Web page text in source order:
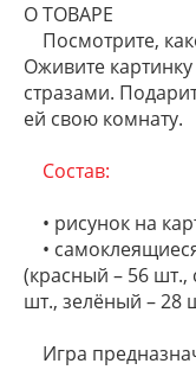
О ТОВАРЕ
Посмотрите,
Оживите
стразами.
ей свою комнату.
Состав:
• рисунок на
•
(красный – 56 шт.,
шт., зелёный – 28
Игра